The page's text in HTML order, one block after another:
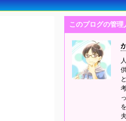
このプログの管理